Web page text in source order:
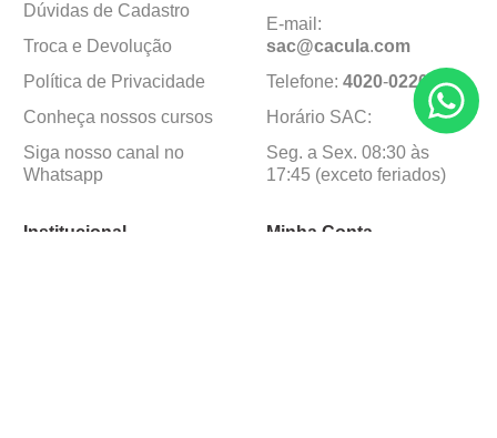
Dúvidas de Cadastro
Troca e Devolução
Política de Privacidade
Conheça nossos cursos
Siga nosso canal no
Whatsapp
E-mail:
sac@cacula.com
Telefone: 4020-0220
Horário SAC:
Seg. a Sex. 08:30 às
17:45 (exceto feriados)
Institucional Minha Conta